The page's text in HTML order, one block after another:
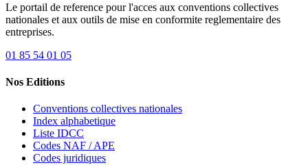
Le portail de reference pour l'acces aux conventions collectives
nationales et aux outils de mise en conformite reglementaire des
entreprises.
01 85 54 01 05
Nos Editions
Conventions collectives nationales
Index alphabetique
Liste IDCC
Codes NAF / APE
Codes juridiques